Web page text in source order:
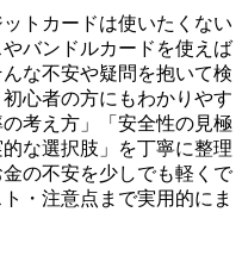
トカードは使いたくない
バンドルカードを使えば
不安や疑問を抱いて検
心者の方にもわかりやす
考え方」「安全性の見極
な選択肢」を丁寧に整理
の不安を少しでも軽くで
・注意点まで実用的にま